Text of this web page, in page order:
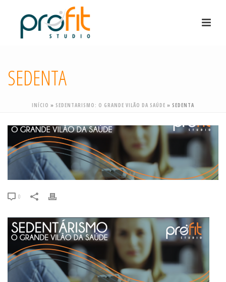
SEDENTA
INÍCIO » SEDENTARISMO: O GRANDE VILÃO DA SAÚDE » SEDENTA
0